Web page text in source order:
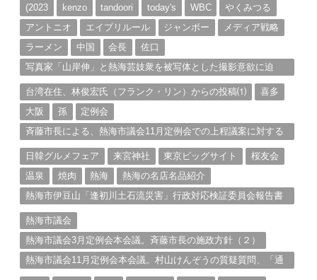
ブ(2023 kenzo tandoori today's WBC
やくみつる
アントニオ
エイプリルール ジャンボー
メディア戦略
ラーメン
中国 会長
佐口
写真家「山岸伸」と熱海芸妓衆を被写体とした撮影意欲に迫
台湾在住、林俊宏氏（フランク・リン）からの投稿⑴
喜多
大阪
孫
定例会
斉藤市長による、熱海市議会11月定例会での上程議案に対する
日韓グルメフェア
来宮神社 東京ビッグサイト
桜友会
温泉
焼肉 熱海
熱海の名店名品紹介
熱海市伊豆山「逢初川土石流災害」行政対応検証委員会報告書
熱海市議会
熱海市議会3月定例会本会議。斉藤市長の施政方針（２）
熱海市議会11月定例会本会議。村山けんぞうの質疑質問、「通